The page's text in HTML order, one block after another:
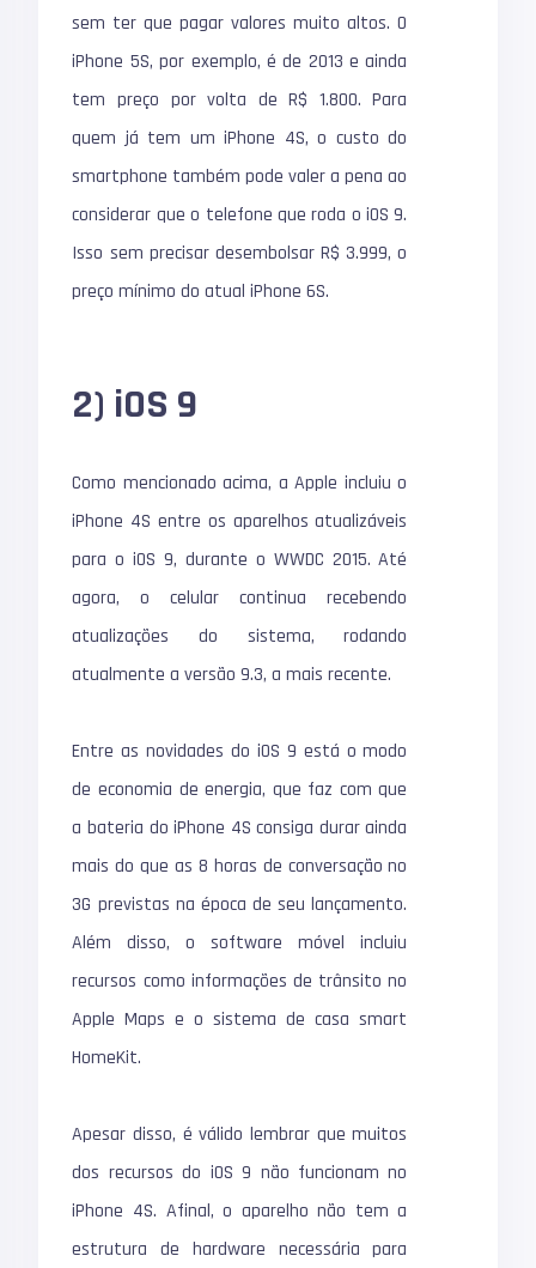
sem ter que pagar valores muito altos. O
iPhone 5S, por exemplo, é de 2013 e ainda
tem preço por volta de R$ 1.800. Para
quem já tem um iPhone 4S, o custo do
smartphone também pode valer a pena ao
considerar que o telefone que roda o iOS 9.
Isso sem precisar desembolsar R$ 3.999, o
preço mínimo do atualiPhone 6S.
2) iOS 9
Como mencionado acima, aApple incluiu o
iPhone 4S entre os aparelhos atualizáveis
para o iOS 9, durante o WWDC 2015. Até
agora, o celular continua recebendo
atualizações do sistema, rodando
atualmente a versão 9.3, a mais recente.
Entre as novidades do iOS 9 está o modo
de economia de energia, que faz com que
a bateria do iPhone 4S consiga durar ainda
mais do que as 8 horas de conversação no
3G previstas na época de seu lançamento.
Além disso, o software móvel incluiu
recursos como informações de trânsito no
Apple Maps e o sistema de casa smart
HomeKit.
Apesar disso, é válido lembrar que muitos
dos recursos do iOS 9 não funcionam no
iPhone 4S. Afinal, o aparelho não tem a
estrutura de hardware necessária para